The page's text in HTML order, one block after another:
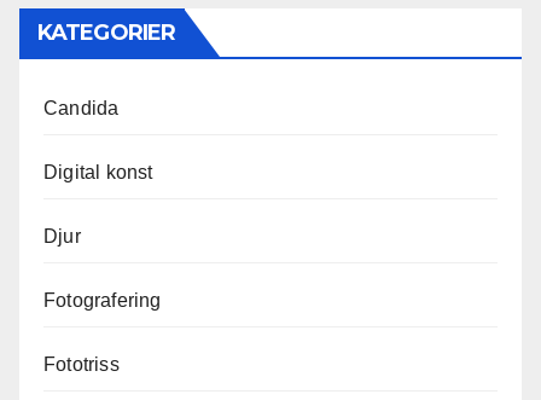
KATEGORIER
Candida
Digital konst
Djur
Fotografering
Fototriss